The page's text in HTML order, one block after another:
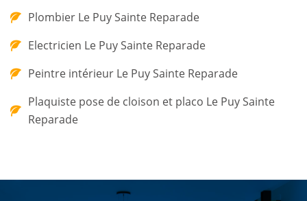
Plombier Le Puy Sainte Reparade
Electricien Le Puy Sainte Reparade
Peintre intérieur Le Puy Sainte Reparade
Plaquiste pose de cloison et placo Le Puy Sainte
Reparade